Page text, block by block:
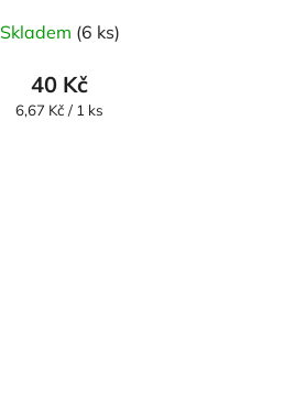
Skladem (6 ks)
40 Kč
Měrná
6,67 Kč / 1 ks